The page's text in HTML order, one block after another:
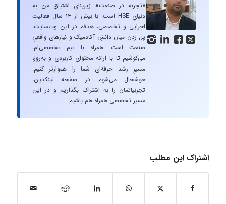
   
«تجربه در صنعت»، زیربنایِ اشتیاقِ من به
دنیایِ HSE است. با بیش از ۱۳ سال فعالیت
اجرایی و تخصصی، هدفم در این وب‌سایت،
پل زدن میان دانشِ آکادمیک و نیازهای واقعیِ
صنعت است. همراه با تیم تخصصی‌ام،
می‌کوشیم تا با ارائه محتوای کاربردی و به‌روز،
مسیرِ رشد حرفه‌ای شما را هموارتر کنیم.
خوشحال می‌شوم در صفحه لینکدین،
تجربیاتمان را به اشتراک بگذاریم و در این
مسیر تخصصی همراه هم باشیم.
اشتراک این مطلب